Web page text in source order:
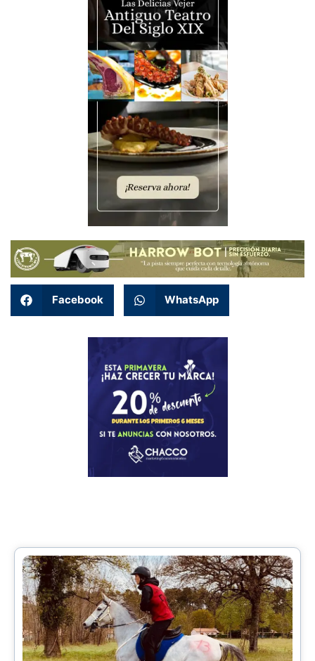
Facebook WhatsApp